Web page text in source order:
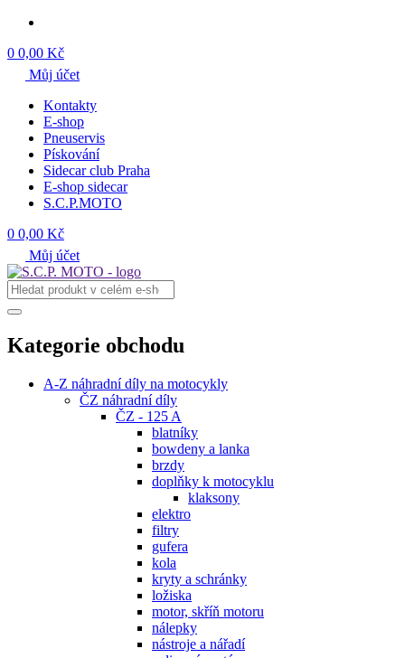
0 0,00 Kč
Můj účet
Kontakty
E-shop
Pneuservis
Pískování
Sidecar club Praha
E-shop sidecar
S.C.P.MOTO
0 0,00 Kč
Můj účet
Kategorie obchodu
A-Z náhradní díly na motocykly
ČZ náhradní díly
ČZ - 125 A
blatníky
bowdeny a lanka
brzdy
doplňky k motocyklu
klaksony
elektro
filtry
gufera
kola
kryty a schránky
ložiska
motor, skříň motoru
nálepky
nástroje a nářadí